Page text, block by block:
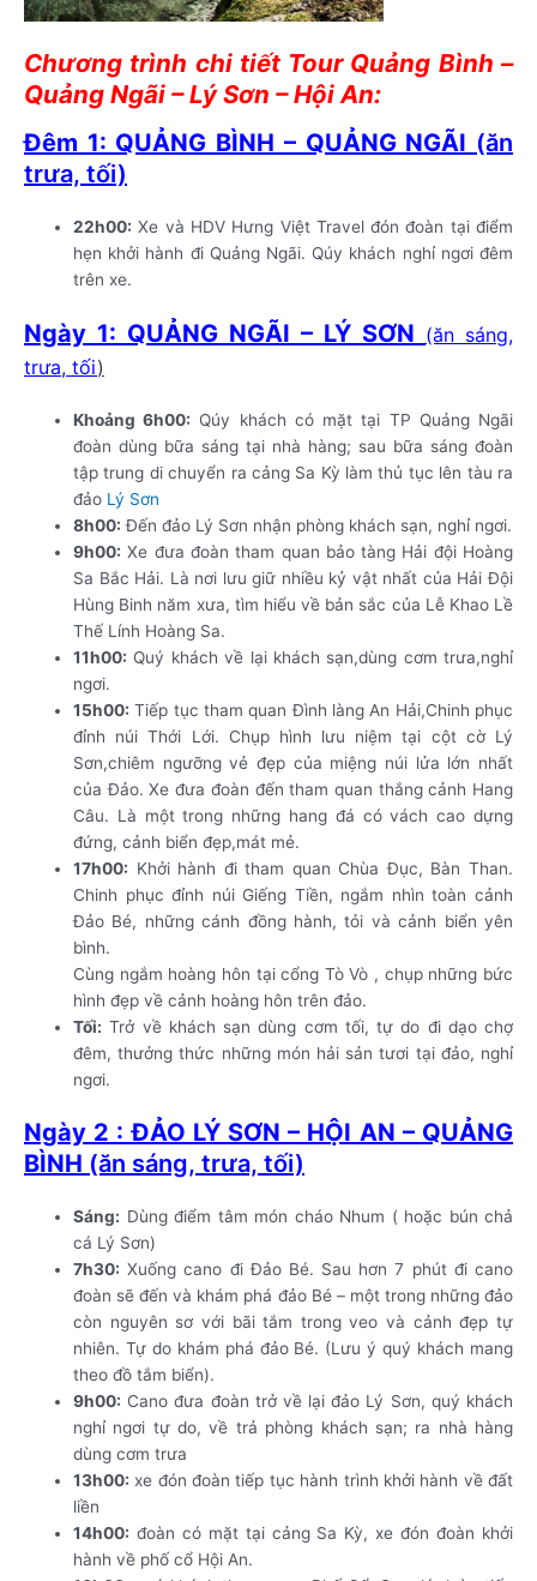
Chương trình chi tiết Tour Quảng Bình –
Quảng Ngãi – Lý Sơn – Hội An:
Đêm 1: QUẢNG BÌNH – QUẢNG NGÃI (ăn
trưa, tối)
22h00: Xe và HDV Hưng Việt Travel đón đoàn tại điểm
hẹn khởi hành đi Quảng Ngãi. Qúy khách nghỉ ngơi đêm
trên xe.
Ngày 1: QUẢNG NGÃI – LÝ SƠN (ăn sáng,
trưa, tối)
Khoảng 6h00: Qúy khách có mặt tại TP Quảng Ngãi
đoàn dùng bữa sáng tại nhà hàng; sau bữa sáng đoàn
tập trung di chuyển ra cảng Sa Kỳ làm thủ tục lên tàu ra
đảo Lý Sơn
8h00: Đến đảo Lý Sơn nhận phòng khách sạn, nghỉ ngơi.
9h00: Xe đưa đoàn tham quan bảo tàng Hải đội Hoàng
Sa Bắc Hải. Là nơi lưu giữ nhiều kỷ vật nhất của Hải Đội
Hùng Binh năm xưa, tìm hiểu về bản sắc của Lễ Khao Lề
Thế Lính Hoàng Sa.
11h00: Quý khách về lại khách sạn,dùng cơm trưa,nghỉ
ngơi.
15h00: Tiếp tục tham quan Đình làng An Hải,Chinh phục
đỉnh núi Thới Lới. Chụp hình lưu niệm tại cột cờ Lý
Sơn,chiêm ngưỡng vẻ đẹp của miệng núi lửa lớn nhất
của Đảo. Xe đưa đoàn đến tham quan thắng cảnh Hang
Câu. Là một trong những hang đá có vách cao dựng
đứng, cảnh biển đẹp,mát mẻ.
17h00: Khởi hành đi tham quan Chùa Đục, Bàn Than.
Chinh phục đỉnh núi Giếng Tiền, ngắm nhìn toàn cảnh
Đảo Bé, những cánh đồng hành, tỏi và cảnh biển yên
bình.
Cùng ngắm hoàng hôn tại cổng Tò Vò , chụp những bức
hình đẹp về cảnh hoàng hôn trên đảo.
Tối: Trở về khách sạn dùng cơm tối, tự do đi dạo chợ
đêm, thưởng thức những món hải sản tươi tại đảo, nghỉ
ngơi.
Ngày 2 : ĐẢO LÝ SƠN – HỘI AN – QUẢNG
BÌNH (ăn sáng, trưa, tối)
Sáng: Dùng điểm tâm món cháo Nhum ( hoặc bún chả
cá Lý Sơn)
7h30: Xuống cano đi Đảo Bé. Sau hơn 7 phút đi cano
đoàn sẽ đến và khám phá đảo Bé – một trong những đảo
còn nguyên sơ với bãi tắm trong veo và cảnh đẹp tự
nhiên. Tự do khám phá đảo Bé. (Lưu ý quý khách mang
theo đồ tắm biển).
9h00: Cano đưa đoàn trở về lại đảo Lý Sơn, quý khách
nghỉ ngơi tự do, về trả phòng khách sạn; ra nhà hàng
dùng cơm trưa
13h00: xe đón đoàn tiếp tục hành trình khởi hành về đất
liền
14h00: đoàn có mặt tại cảng Sa Kỳ, xe đón đoàn khởi
hành về phố cổ Hội An.